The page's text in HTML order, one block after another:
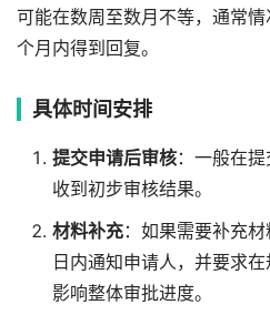
可能在数周至数月不等，通常
个月内得到回复。
具体时间安排
提交申请后审核：一般在
收到初步审核结果。
材料补充：如果需要补充
日内通知申请人，并要求
影响整体审批进度。